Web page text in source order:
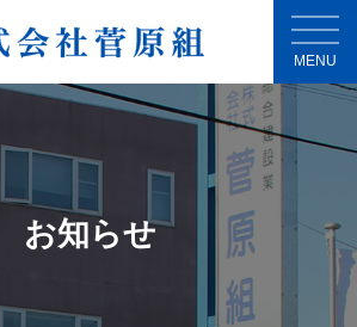
MENU
お知らせ